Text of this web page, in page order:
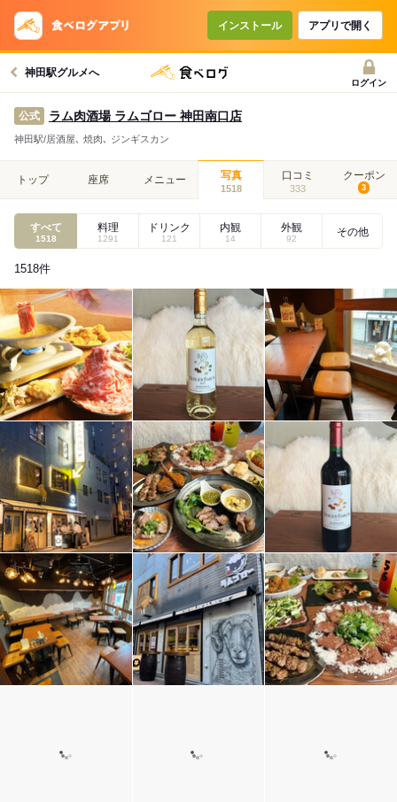
インストール アプリで開く
神田駅グルメへ
ログイン
公式 ラム肉酒場 ラムゴロー 神田南口店
神田駅/居酒屋､ 焼肉､ ジンギスカン
トップ 座席 メニュー 写真
1518
口コミ
333
クーポン
3
すべて
1518
料理
1291
ドリンク
121
内観
14
外観
92
その他
1518件